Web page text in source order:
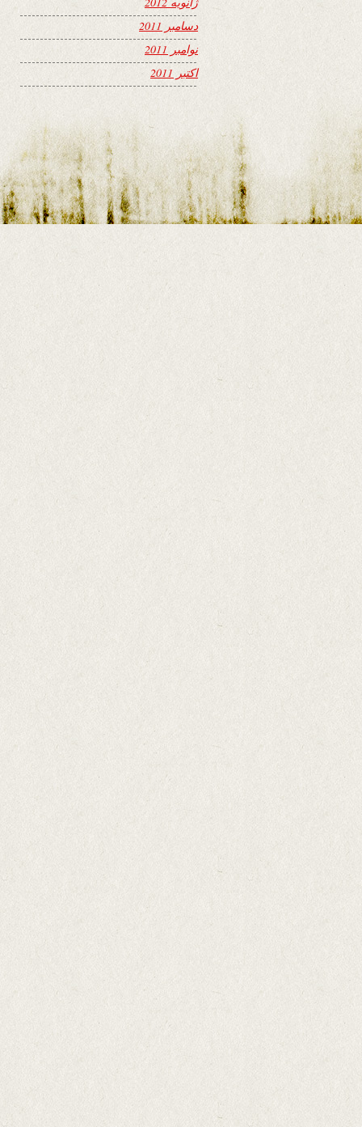
دسامبر 2011
نوامبر 2011
اکتبر 2011